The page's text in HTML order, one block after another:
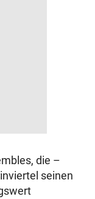
die –
seinen